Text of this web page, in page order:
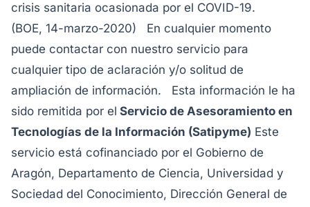
crisis sanitaria ocasionada por el COVID-19.
(BOE, 14-marzo-2020) En cualquier momento
puede contactar con nuestro servicio para
cualquier tipo de aclaración y/o solitud de
ampliación de información. Esta información le ha
sido remitida por el Servicio de Asesoramiento en
Tecnologías de la Información (Satipyme) Este
servicio está cofinanciado por el Gobierno de
Aragón, Departamento de Ciencia, Universidad y
Sociedad del Conocimiento, Dirección General de